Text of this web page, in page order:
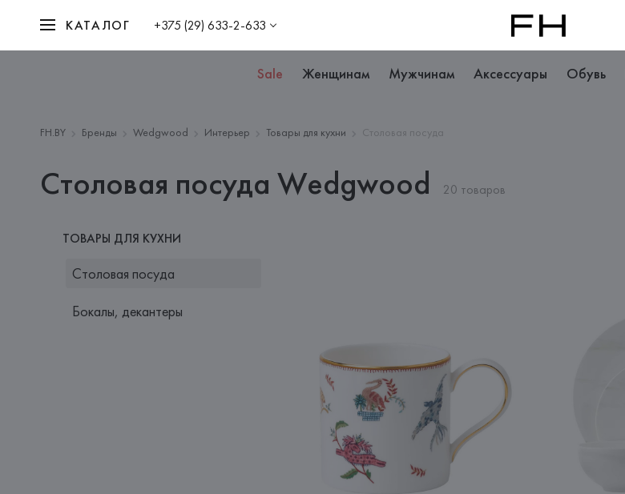
КАТАЛОГ +375 (29) 633-2-633
Sale Женщинам Мужчинам Аксессуары Обувь
FH.BY Бренды Wedgwood Интерьер Товары для кухни Столовая посуда
Столовая посуда Wedgwood 20 товаров
ТОВАРЫ ДЛЯ КУХНИ
Столовая посуда
Бокалы, декантеры